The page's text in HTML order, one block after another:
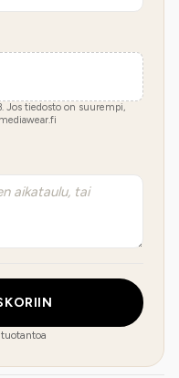
Jos tiedosto on suurempi,